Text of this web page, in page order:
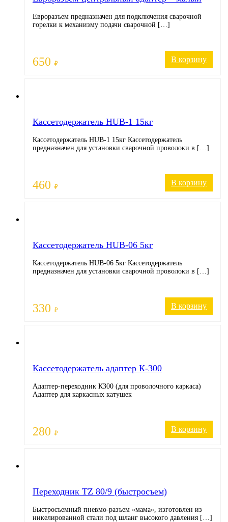
650 ₽
Евроразъем предназначен для подключения сварочной
горелки к механизму подачи сварочной […]
В корзину
Кассетодержатель HUB-1 15кг
460 ₽
Кассетодержатель HUB-1 15кг Кассетодержатель
предназначен для установки сварочной проволоки в […]
В корзину
Кассетодержатель HUB-06 5кг
330 ₽
Кассетодержатель HUB-06 5кг Кассетодержатель
предназначен для установки сварочной проволоки в […]
В корзину
Кассетодержатель адаптер К-300
280 ₽
Адаптер-переходник К300 (для проволочного каркаса)
Адаптер для каркасных катушек
В корзину
Переходник TZ 80/9 (быстросъем)
Быстросъемный пневмо-разъем «мама», изготовлен из
никелированной стали под шланг высокого давления […]